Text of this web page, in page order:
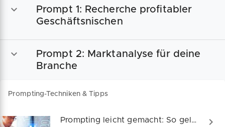
Prompt 1: Recherche profitabler
Geschäftsnischen
Prompt 2: Marktanalyse für deine
Branche
Prompting-Techniken & Tipps
Prompting leicht gemacht: So gelingen perfekte Prompts